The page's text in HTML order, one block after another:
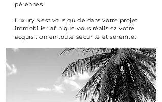
pérennes.
Luxury Nest vous guide dans votre projet
immobilier afin que vous réalisiez votre
acquisition en toute sécurité et sérénité.